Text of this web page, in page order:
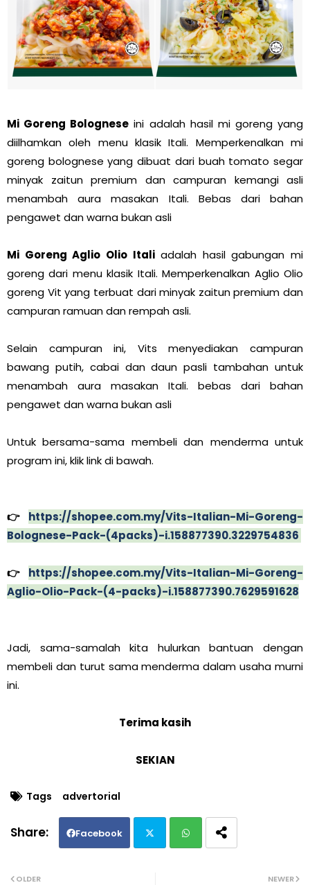
Mi Goreng Bolognese ini adalah hasil mi goreng yang
diilhamkan oleh menu klasik Itali. Memperkenalkan mi
goreng bolognese yang dibuat dari buah tomato segar
minyak zaitun premium dan campuran kemangi asli
menambah aura masakan Itali. Bebas dari bahan
pengawet dan warna bukan asli
Mi Goreng Aglio Olio Italiadalah hasil gabungan mi
goreng dari menu klasik Itali. Memperkenalkan Aglio Olio
goreng Vit yang terbuat dari minyak zaitun premium dan
campuran ramuan dan rempah asli.
Selain campuran ini, Vits menyediakan campuran
bawang putih, cabai dan daun pasli tambahan untuk
menambah aura masakan Itali. bebas dari bahan
pengawet dan warna bukan asli
Untuk bersama-sama membeli dan menderma untuk
program ini, klik link di bawah.
👉 https://shopee.com.my/Vits-Italian-Mi-Goreng-
Bolognese-Pack-(4packs)-i.158877390.3229754836
👉 https://shopee.com.my/Vits-Italian-Mi-Goreng-
Aglio-Olio-Pack-(4-packs)-i.158877390.7629591628
Jadi, sama-samalah kita hulurkan bantuan dengan
membeli dan turut sama menderma dalam usaha murni
ini.
Terima kasih
SEKIAN
Tags advertorial
Facebook
NEWER
OLDER